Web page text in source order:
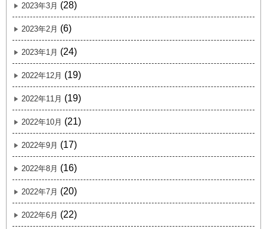
2023年3月 (28)
2023年2月 (6)
2023年1月 (24)
2022年12月 (19)
2022年11月 (19)
2022年10月 (21)
2022年9月 (17)
2022年8月 (16)
2022年7月 (20)
2022年6月 (22)